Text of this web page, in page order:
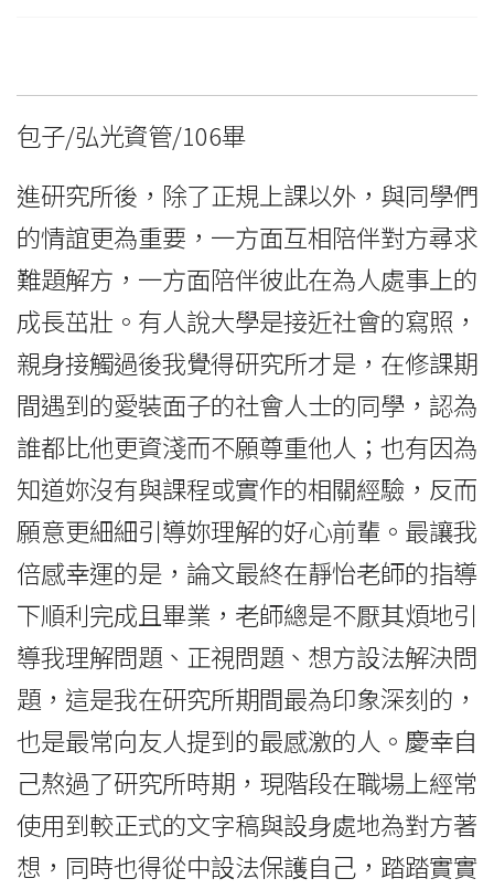
包子/弘光資管/106畢
進研究所後，除了正規上課以外，與同學們
的情誼更為重要，一方面互相陪伴對方尋求
難題解方，一方面陪伴彼此在為人處事上的
成長茁壯。有人說大學是接近社會的寫照，
親身接觸過後我覺得研究所才是，在修課期
間遇到的愛裝面子的社會人士的同學，認為
誰都比他更資淺而不願尊重他人；也有因為
知道妳沒有與課程或實作的相關經驗，反而
願意更細細引導妳理解的好心前輩。最讓我
倍感幸運的是，論文最終在靜怡老師的指導
下順利完成且畢業，老師總是不厭其煩地引
導我理解問題、正視問題、想方設法解決問
題，這是我在研究所期間最為印象深刻的，
也是最常向友人提到的最感激的人。慶幸自
己熬過了研究所時期，現階段在職場上經常
使用到較正式的文字稿與設身處地為對方著
想，同時也得從中設法保護自己，踏踏實實